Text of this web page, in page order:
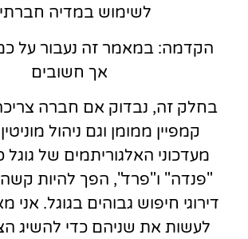
לשימוש במדיה
הקדמה: במאמר זה נעבור על
אך חשובים
בחלק זה, נבדוק אם חברה
קמפיין ממומן וגם ניהול
מעדכוני האלגוריתמים של גוגל
"פנדה" ו"פרד", הפך להיות
דירוגי חיפוש גבוהים בגוגל. אני
לעשות את שניהם כדי להשיג